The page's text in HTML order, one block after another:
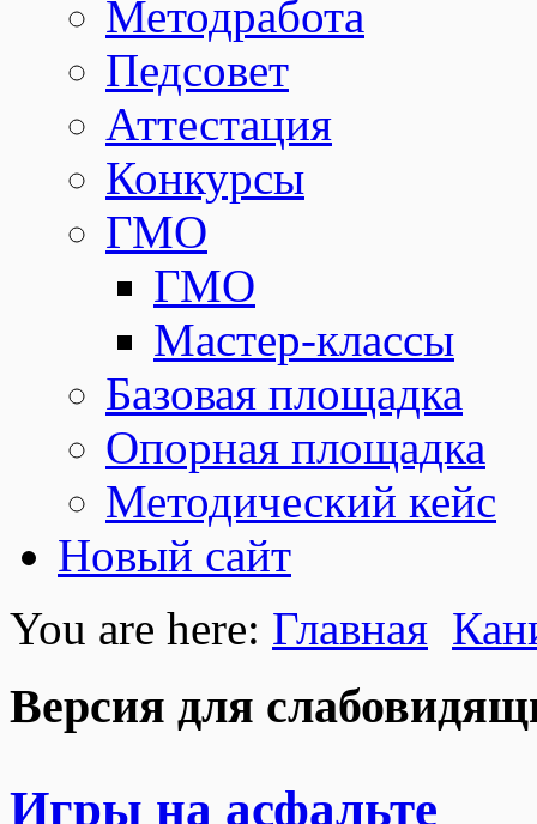
Методработа
Педсовет
Аттестация
Конкурсы
ГМО
ГМО
Мастер-классы
Базовая площадка
Опорная площадка
Методический кейс
Новый сайт
You are here: Главная
Версия для
Игры на асфальте